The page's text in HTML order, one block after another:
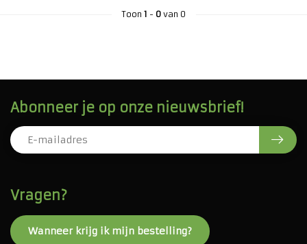
Toon 1 - 0van 0
Vragen?
Wanneer krijg ik mijn bestelling?
Abonneer je op onze nieuwsbrief!